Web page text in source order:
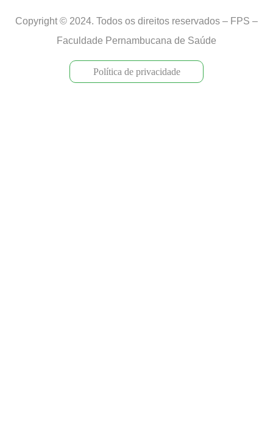
Copyright © 2024. Todos os direitos reservados – FPS –
Faculdade Pernambucana de Saúde
Política de privacidade